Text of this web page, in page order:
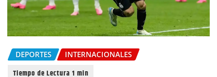
DEPORTES INTERNACIONALES